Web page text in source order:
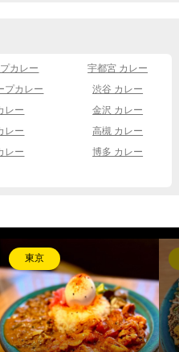
カレー
宇都宮 カレー
プカレー
渋谷 カレー
レー
金沢 カレー
レー
高槻 カレー
レー
博多 カレー
東京